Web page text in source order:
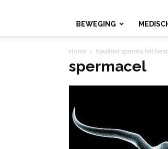
BEWEGING
Home Kwaliteit sperma het
spermacel